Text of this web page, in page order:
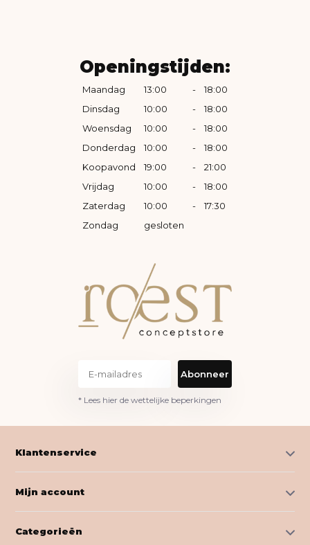
Openingstijden:
Maandag 13:00 -
18:00
Dinsdag
10:00 -
18:00
Woensdag
10:00 -
18:00
Donderdag
10:00 -
18:00
Koopavond
19:00 -
21:00
Vrijdag
10:00 -
18:00
Zaterdag
10:00 -
17:30
Zondag
gesloten
Abonneer
* Lees hier de wettelijke beperkingen
Klantenservice
Mijn account
Categorieën